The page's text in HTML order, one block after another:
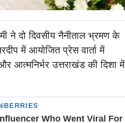
ने दो दिवसीय नैनीताल भ्रमण के
में आयोजित प्रेस वार्ता में
आत्मनिर्भर उत्तराखंड की दिशा में